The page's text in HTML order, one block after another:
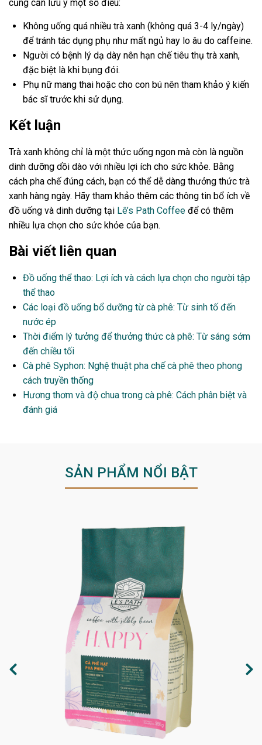
cũng cần lưu ý một số điều:
Không uống quá nhiều trà xanh (không quá 3-4 ly/ngày)
để tránh tác dụng phụ như mất ngủ hay lo âu do caffeine.
Người có bệnh lý dạ dày nên hạn chế tiêu thụ trà xanh,
đặc biệt là khi bụng đói.
Phụ nữ mang thai hoặc cho con bú nên tham khảo ý kiến
bác sĩ trước khi sử dụng.
Kết luận
Trà xanh không chỉ là một thức uống ngon mà còn là nguồn
dinh dưỡng dồi dào với nhiều lợi ích cho sức khỏe. Bằng
cách pha chế đúng cách, bạn có thể dễ dàng thưởng thức trà
xanh hàng ngày. Hãy tham khảo thêm các thông tin bổ ích về
đồ uống và dinh dưỡng tại Lê’s Path Coffee để có thêm
nhiều lựa chọn cho sức khỏe của bạn.
Bài viết liên quan
Đồ uống thể thao: Lợi ích và cách lựa chọn cho người tập
thể thao
Các loại đồ uống bổ dưỡng từ cà phê: Từ sinh tố đến
nước ép
Thời điểm lý tưởng để thưởng thức cà phê: Từ sáng sớm
đến chiều tối
Cà phê Syphon: Nghệ thuật pha chế cà phê theo phong
cách truyền thống
Hương thơm và độ chua trong cà phê: Cách phân biệt và
đánh giá
SẢN PHẨM NỔI BẬT